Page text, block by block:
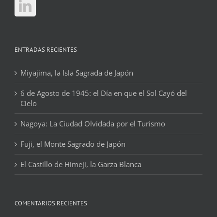
ENTRADAS RECIENTES
Miyajima, la Isla Sagrada de Japón
6 de Agosto de 1945: el Día en que el Sol Cayó del
Cielo
Nagoya: La Ciudad Olvidada por el Turismo
Fuji, el Monte Sagrado de Japón
El Castillo de Himeji, la Garza Blanca
COMENTARIOS RECIENTES